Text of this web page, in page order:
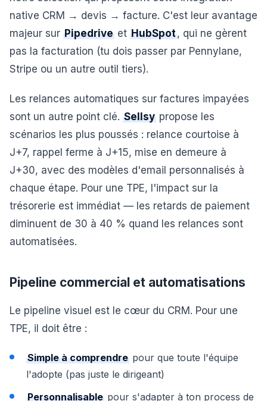
native CRM → devis → facture. C'est leur avantage
majeur sur Pipedrive et HubSpot, qui ne gèrent
pas la facturation (tu dois passer par Pennylane,
Stripe ou un autre outil tiers).
Les relances automatiques sur factures impayées
sont un autre point clé. Sellsy propose les
scénarios les plus poussés : relance courtoise à
J+7, rappel ferme à J+15, mise en demeure à
J+30, avec des modèles d'email personnalisés à
chaque étape. Pour une TPE, l'impact sur la
trésorerie est immédiat — les retards de paiement
diminuent de 30 à 40 % quand les relances sont
automatisées.
Pipeline commercial et automatisations
Le pipeline visuel est le cœur du CRM. Pour une
TPE, il doit être :
Simple à comprendre pour que toute l'équipe
l'adopte (pas juste le dirigeant)
Personnalisable pour s'adapter à ton process de